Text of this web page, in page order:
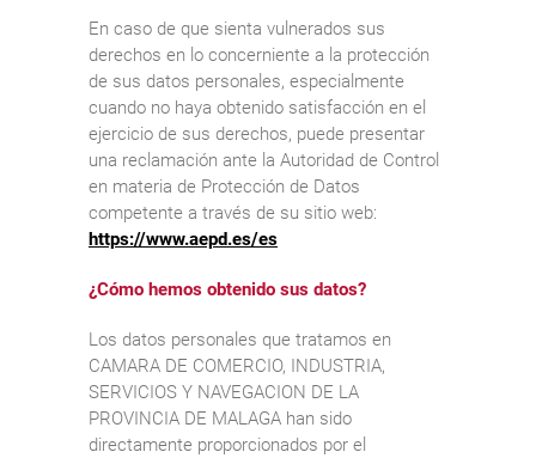
En caso de que sienta vulnerados sus
derechos en lo concerniente a la protección
de sus datos personales, especialmente
cuando no haya obtenido satisfacción en el
ejercicio de sus derechos, puede presentar
una reclamación ante la Autoridad de Control
en materia de Protección de Datos
competente a través de su sitio web:
https://www.aepd.es/es
¿Cómo hemos obtenido sus datos?
Los datos personales que tratamos en
CAMARA DE COMERCIO, INDUSTRIA,
SERVICIOS Y NAVEGACION DE LA
PROVINCIA DE MALAGA han sido
directamente proporcionados por el